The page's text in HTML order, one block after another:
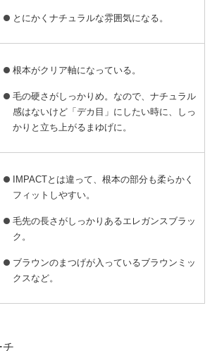
とにかくナチュラルな雰囲気になる。
根本がクリア軸になっている。
毛の硬さがしっかりめ。なので、ナチュラル
感はないけど「デカ目」にしたい時に、しっ
かりと立ち上がるまゆげに。
IMPACTとは違って、根本の部分も柔らかく
フィットしやすい。
毛先の長さがしっかりあるエレガンスブラッ
ク。
ブラウンのまつげが入っているブラウンミッ
クスなど。
チ